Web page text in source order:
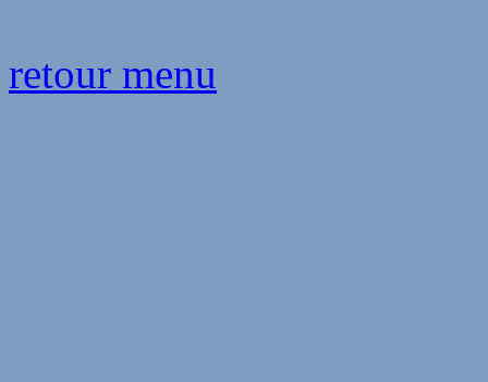
retour menu